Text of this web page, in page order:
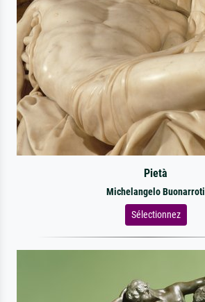
Pietà
Michelangelo Buonarroti
Sélectionnez